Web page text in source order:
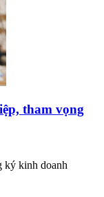
tham vọng
ký kinh doanh